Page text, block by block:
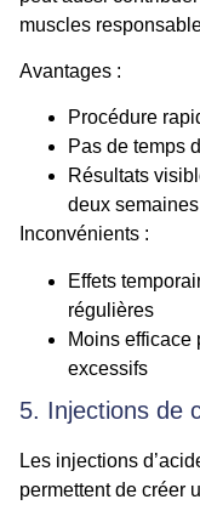
muscles
Avantages :
Procédure
Pas de temps
Résultats
deux semaines
Inconvénients :
Effets
régulières
Moins efficace
excessifs
5. Injections de
Les injections
permettent de créer